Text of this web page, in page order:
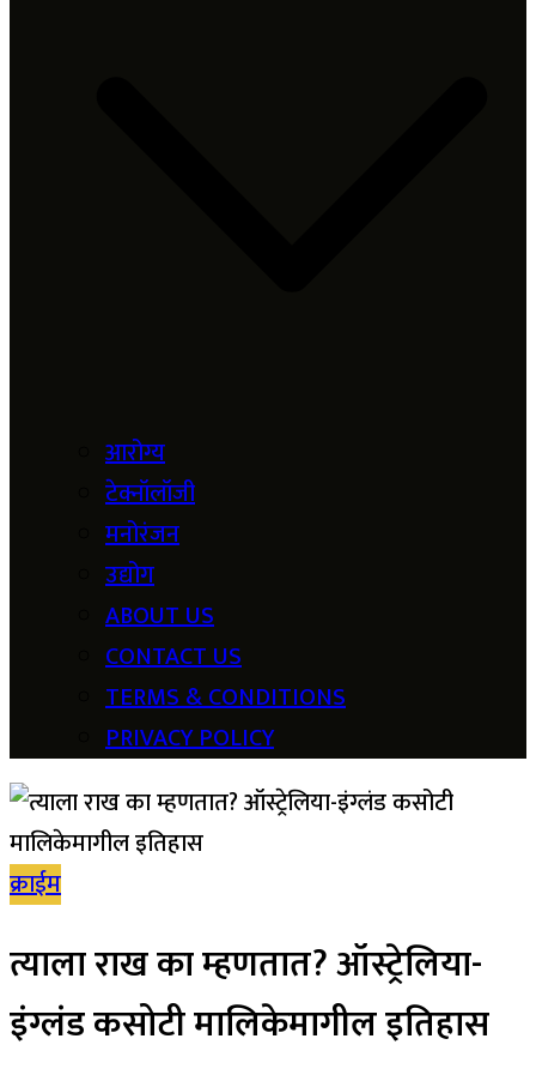
आरोग्य
टेक्नॉलॉजी
मनोरंजन
उद्योग
ABOUT US
CONTACT US
TERMS & CONDITIONS
PRIVACY POLICY
क्राईम
त्याला राख का म्हणतात? ऑस्ट्रेलिया-
इंग्लंड कसोटी मालिकेमागील इतिहास